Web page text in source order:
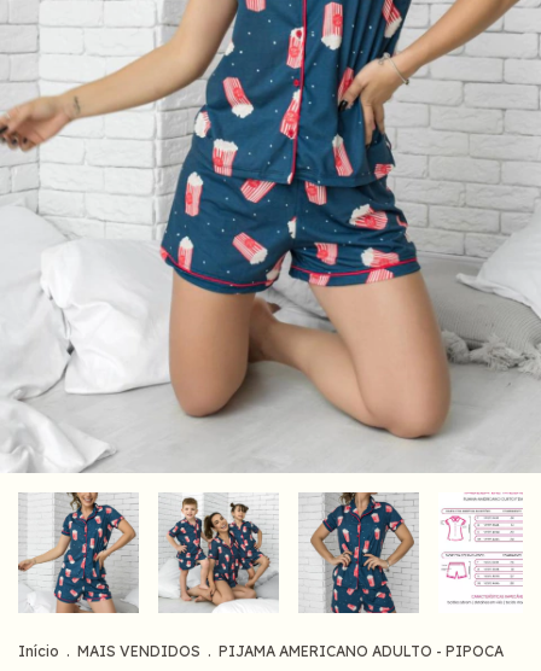
Início . MAIS VENDIDOS . PIJAMA AMERICANO ADULTO - PIPOCA